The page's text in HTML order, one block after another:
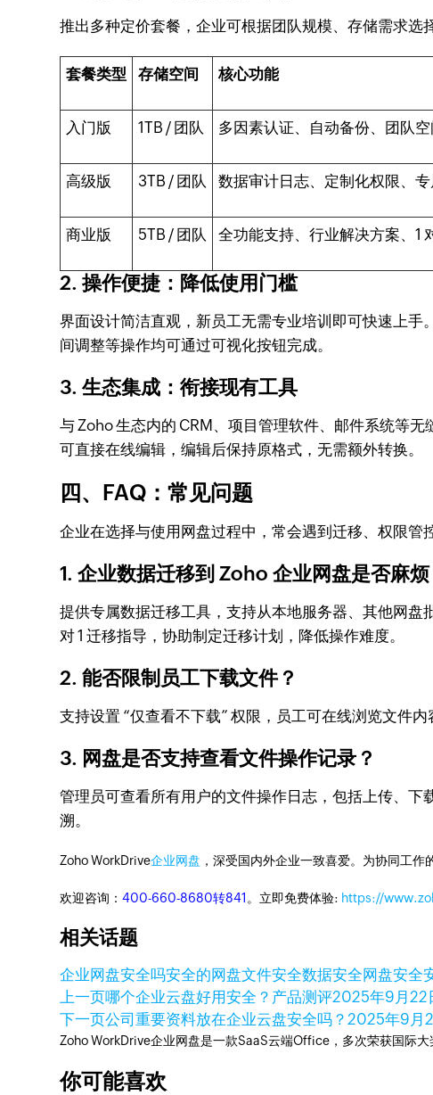
推出多种定价套餐，企业可根据团队规模、存储需求选
套餐类型 存储空间 核心功能
入门版 1TB / 团队 多因素认证、自动备份、团队
高级版 3TB / 团队 数据审计日志、定制化权限、专
商业版 5TB / 团队 全功能支持、行业解决方案、1
2. 操作便捷：降低使用门槛
界面设计简洁直观，新员工无需专业培训即可快速上手
间调整等操作均可通过可视化按钮完成。
3. 生态集成：衔接现有工具
与 Zoho 生态内的 CRM、项目管理软件、邮件系统等
可直接在线编辑，编辑后保持原格式，无需额外转换。
四、FAQ：常见问题
企业在选择与使用网盘过程中，常会遇到迁移、权限管
1. 企业数据迁移到 Zoho 企业网盘是否麻烦
提供专属数据迁移工具，支持从本地服务器、其他网盘
对 1 迁移指导，协助制定迁移计划，降低操作难度。
2. 能否限制员工下载文件？
支持设置 “仅查看不下载” 权限，员工可在线浏览文件
3. 网盘是否支持查看文件操作记录？
管理员可查看所有用户的文件操作日志，包括上传、
溯。
Zoho WorkDrive企业网盘 ，深受国内外企业一致喜爱。为协同工作
欢迎咨询：400-660-8680转841 。立即免费体验: https://
相关话题
企业网盘安全吗安全的网盘文件安全数据安全网盘安全
上一页哪个企业云盘好用安全？产品测评2025年9月22
下一页公司重要资料放在企业云盘安全吗？2025年9月
Zoho WorkDrive企业网盘是一款SaaS云端Office，多次荣获国际
你可能喜欢